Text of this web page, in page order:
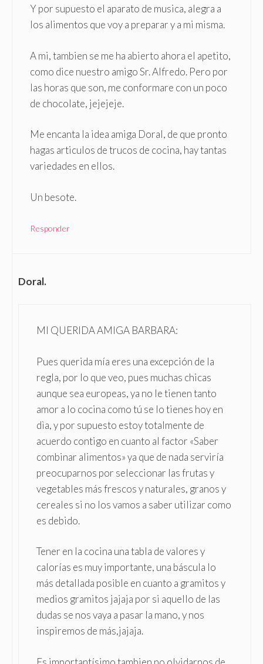
Y por supuesto el aparato de musica, alegra a
los alimentos que voy a preparar y a mi misma.
A mi, tambien se me ha abierto ahora el apetito,
como dice nuestro amigo Sr. Alfredo. Pero por
las horas que son, me conformare con un poco
de chocolate, jejejeje.
Me encanta la idea amiga Doral, de que pronto
hagas articulos de trucos de cocina, hay tantas
variedades en ellos.
Un besote.
Responder
Doral.
MI QUERIDA AMIGA BARBARA:
Pues querida mía eres una excepción de la
regla, por lo que veo, pues muchas chicas
aunque sea europeas, ya no le tienen tanto
amor a lo cocina como tú se lo tienes hoy en
dìa, y por supuesto estoy totalmente de
acuerdo contigo en cuanto al factor «Saber
combinar alimentos» ya que de nada serviría
preocuparnos por seleccionar las frutas y
vegetables más frescos y naturales, granos y
cereales si no los vamos a saber utilizar como
es debido.
Tener en la cocina una tabla de valores y
calorías es muy importante, una báscula lo
más detallada posible en cuanto a gramitos y
medios gramitos jajaja por si aquello de las
dudas se nos vaya a pasar la mano, y nos
inspiremos de más,jajaja.